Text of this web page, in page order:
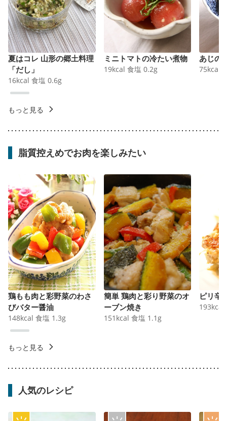
夏はコレ 山形の郷土料理
「だし」
16kcal 食塩 0.6g
ミニトマトの冷たい煮物
19kcal 食塩 0.2g
あじの
75kcal
もっと見る
脂質控えめでお肉を楽しみたい
鶏もも肉と彩野菜のわさ
びバター醤油
148kcal 食塩 1.3g
簡単 鶏肉と彩り野菜のオ
ーブン焼き
151 kcal 食塩 1.1 g
ピリ辛
193kcal
もっと見る
人気のレシピ